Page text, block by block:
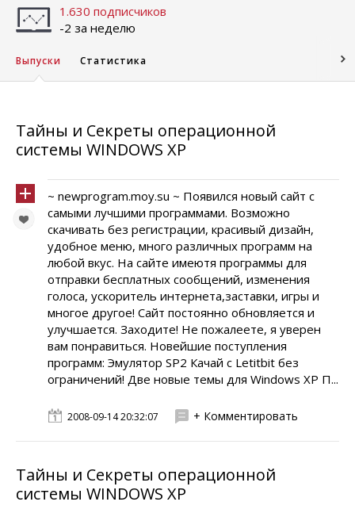
1.630 подписчиков
-2 за неделю
Выпуски Статистика
Тайны и Секреты операционной
системы WINDOWS XP
~ newprogram.moy.su ~ Появился новый сайт с
самыми лучшими программами. Возможно
скачивать без регистрации, красивый дизайн,
удобное меню, много различных программ на
любой вкус. На сайте имеютя программы для
отправки бесплатных сообщений, изменения
голоса, ускоритель интернета,заставки, игры и
многое другое! Сайт постоянно обновляется и
улучшается. Заходите! Не пожалеете, я уверен
вам понравиться. Новейшие поступления
программ: Эмулятор SP2 Качай с Letitbit без
ограничений! Две новые темы для Windows XP П...
2008-09-14 20:32:07 + Комментировать
Тайны и Секреты операционной
системы WINDOWS XP